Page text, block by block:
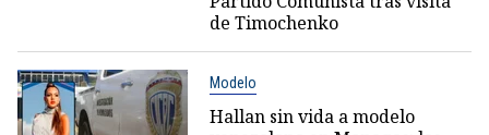
de Timochenko
Modelo
Hallan sin vida a modelo